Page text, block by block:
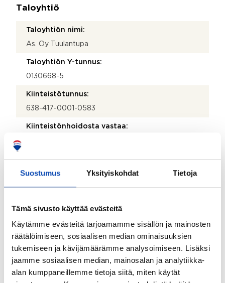
Suostumus Yksityiskohdat Tietoja
Tämä sivusto käyttää evästeitä
Käytämme evästeitä tarjoamamme sisällön ja mainosten
räätälöimiseen, sosiaalisen median ominaisuuksien
tukemiseen ja kävijämäärämme analysoimiseen. Lisäksi
jaamme sosiaalisen median, mainosalan ja analytiikka-
alan kumppaneillemme tietoja siitä, miten käytät
Taloyhtiö
Taloyhtiön nimi:
As. Oy Tuulantupa
Taloyhtiön Y-tunnus:
0130668-5
Kiinteistötunnus:
638-417-0001-0583
Kiinteistönhoidosta vastaa:
Lisätietoja kiinteistönhoidosta:
Porvoon Huoltomiehet Oy
REIM Porvoo
Isännöitsijän nimi:
Danne Wickholm
Mannerheiminkatu 7